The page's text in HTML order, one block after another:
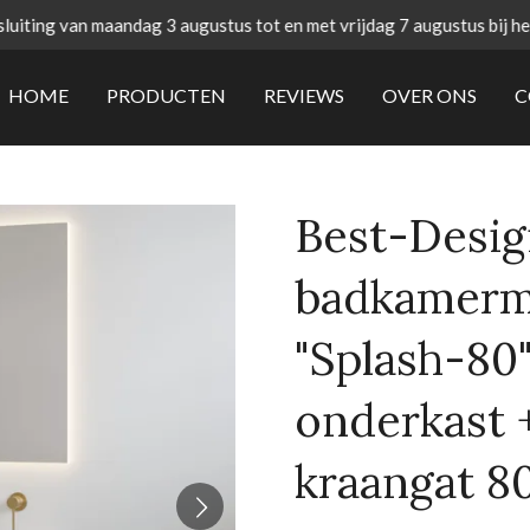
van maandag 3 augustus tot en met vrijdag 7 augustus bij
HOME PRODUCTEN REVIEWS OVER ONS
Best-
"Splash-
onderkast
kraangat